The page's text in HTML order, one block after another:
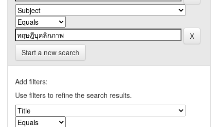
Start a new search
Add filters:
Use filters to refine the search results.